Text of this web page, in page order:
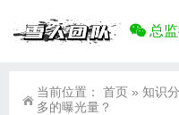
总
当前位置： 首页 » 知识
多的曝光量？